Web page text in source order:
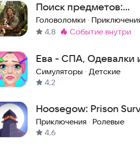
Поиск предметов:
Затерянный остров 2
Головоломки ·
4,8
Метка:
событие внутри
Ева - СПА, Одевалки
Макияж - Игры для
Симуляторы · Детские
4,2
Hoosegow: Prison
Приключения · Ролевые
4,6